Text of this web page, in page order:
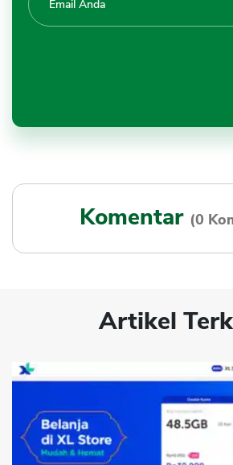
Komentar (0
Artikel